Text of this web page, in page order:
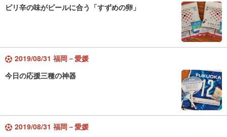
ピリ辛の味がビールに合う「すずめの卵」
2019/08/31 福岡－愛媛
今日の応援三種の神器
2019/08/31 福岡－愛媛